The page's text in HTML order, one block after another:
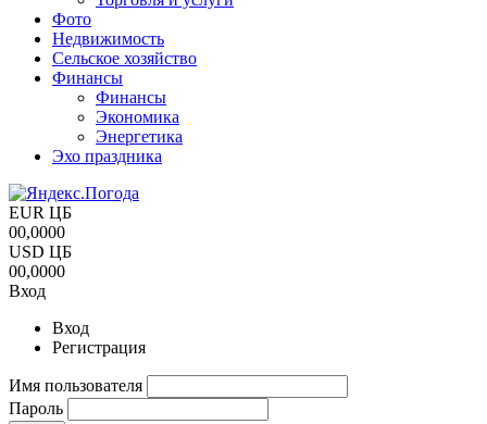
Фото
Недвижимость
Сельское хозяйство
Финансы
Финансы
Экономика
Энергетика
Эхо праздника
EUR ЦБ
00,0000
USD ЦБ
00,0000
Вход
Вход
Регистрация
Имя пользователя
Пароль